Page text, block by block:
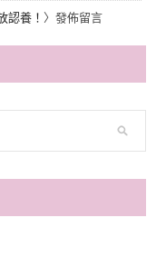
認養！ 〉發佈留言